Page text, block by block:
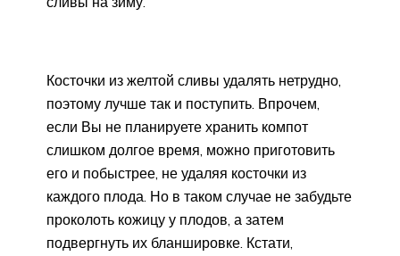
Косточки из желтой сливы удалять нетрудно,
поэтому лучше так и поступить. Впрочем,
если Вы не планируете хранить компот
слишком долгое время, можно приготовить
его и побыстрее, не удаляя косточки из
каждого плода. Но в таком случае не забудьте
проколоть кожицу у плодов, а затем
подвергнуть их бланшировке. Кстати,